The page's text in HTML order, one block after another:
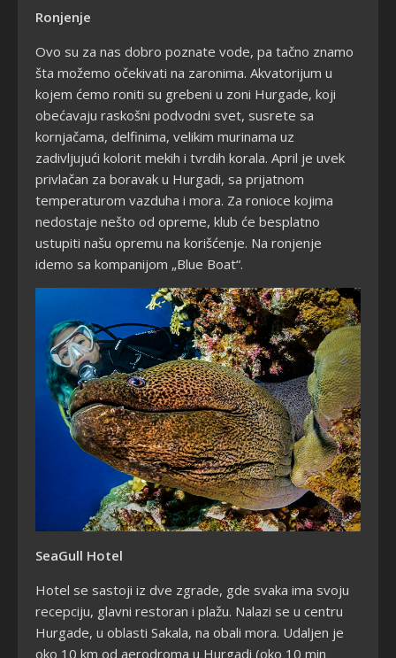
Ronjenje
Ovo su za nas dobro poznate vode, pa tačno znamo
šta možemo očekivati na zaronima. Akvatorijum u
kojem ćemo roniti su grebeni u zoni Hurgade, koji
obećavaju raskošni podvodni svet, susrete sa
kornjačama, delfinima, velikim murinama uz
zadivljujući kolorit mekih i tvrdih korala. April je uvek
privlačan za boravak u Hurgadi, sa prijatnom
temperaturom vazduha i mora. Za ronioce kojima
nedostaje nešto od opreme, klub će besplatno
ustupiti našu opremu na korišćenje. Na ronjenje
idemo sa kompanijom „Blue Boat“.
SeaGull Hotel
Hotel se sastoji iz dve zgrade, gde svaka ima svoju
recepciju, glavni restoran i plažu. Nalazi se u centru
Hurgade, u oblasti Sakala, na obali mora. Udaljen je
oko 10 km od aerodroma u Hurgadi (oko 10 min